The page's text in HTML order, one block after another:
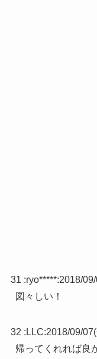
31 :ryo*****:2018/
図々しい！
32 : LLC:2018/09/
帰ってくれれば良